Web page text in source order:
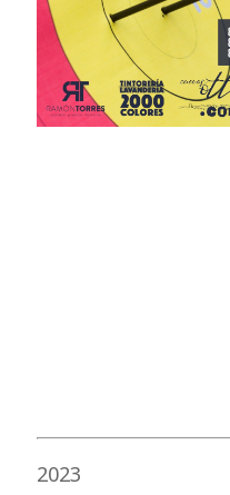
2023